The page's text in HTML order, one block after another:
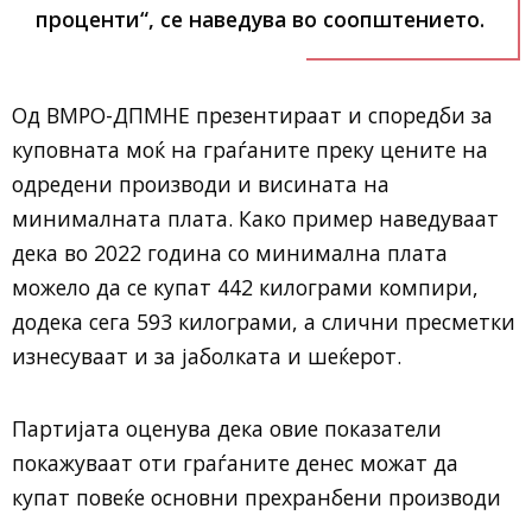
проценти“, се наведува во соопштението.
Од ВМРО-ДПМНЕ презентираат и споредби за
куповната моќ на граѓаните преку цените на
одредени производи и висината на
минималната плата. Како пример наведуваат
дека во 2022 година со минимална плата
можело да се купат 442 килограми компири,
додека сега 593 килограми, а слични пресметки
изнесуваат и за јаболката и шеќерот.
Партијата оценува дека овие показатели
покажуваат оти граѓаните денес можат да
купат повеќе основни прехранбени производи